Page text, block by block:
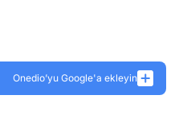
Onedio’yu Google'a ekleyin